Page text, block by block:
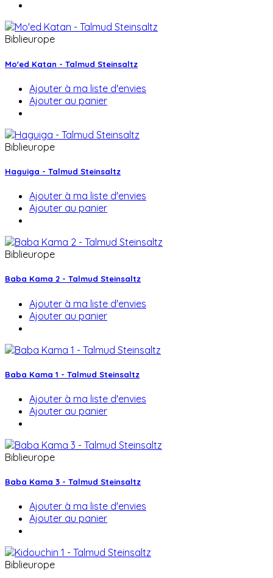
Biblieurope
Mo'ed Katan - Talmud Steinsaltz
Ajouter à ma liste d'envies
Ajouter au panier
Biblieurope
Haguiga - Talmud Steinsaltz
Ajouter à ma liste d'envies
Ajouter au panier
Biblieurope
Baba Kama 2 - Talmud Steinsaltz
Ajouter à ma liste d'envies
Ajouter au panier
Baba Kama 1 - Talmud Steinsaltz
Ajouter à ma liste d'envies
Ajouter au panier
Biblieurope
Baba Kama 3 - Talmud Steinsaltz
Ajouter à ma liste d'envies
Ajouter au panier
Biblieurope